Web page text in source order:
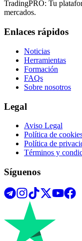
TradingPRO: Tu
mercados.
Enlaces rápidos
Noticias
Herramientas
Formación
FAQs
Sobre nosotros
Legal
Aviso Legal
Política de
Política de
Términos y
Síguenos